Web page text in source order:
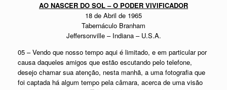
AO NASCER DO SOL –O PODER VIVIFICADOR
18 de Abril de 1965
Tabernáculo Branham
Jeffersonville – Indiana – U.S.A.
05 – Vendo que nosso tempo aqui é limitado, e em particular por
causa daqueles amigos que estão escutando pelo telefone,
desejo chamar sua atenção, nesta manhã, a uma fotografia que
foi captada há algum tempo pela câmara, acerca de uma visão